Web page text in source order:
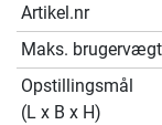
Artikel.nr
Maks. brugervægt
Opstillingsmål
(L x B x H)